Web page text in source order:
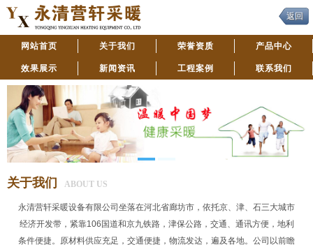
返回
网站首页 关于我们 荣誉资质 产品中心
效果展示 新闻资讯 工程案例 联系我们
关于我们 ABOUT US
永清营轩采暖设备有限公司坐落在河北省廊坊市，依托京、津、石三大城市
经济开发带，紧靠106国道和京九铁路，津保公路，交通、通讯方便，地利
条件便捷。原材料供应充足，交通便捷，物流发达，遍及各地。公司以前瞻